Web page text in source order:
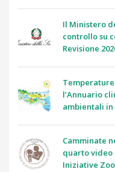
Il Ministero
controllo su
Revisione
l’Annuario
ambientali in
Camminate
quarto video
Iniziative